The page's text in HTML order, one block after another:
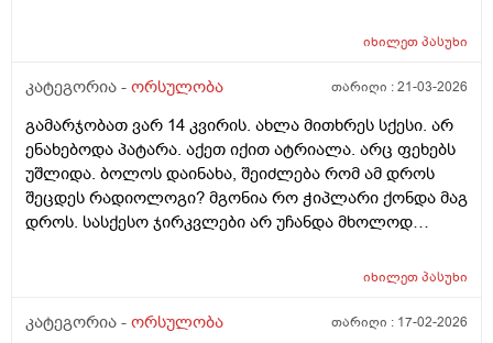
(კვერცხუჯრედის კრიოპრეზერვაცია) შესაძლებელი?
მნიშვნელოვანი შეკითხვა_თუ, დავუშვათ, საკუთარ
გამოიყენებს, გაყინული კიდევ ისევ მორჩება
კლინიკაში, ამ დროს შემდგომ როგორ განვითარდება
სცენარი? რა ბედი ეწევა დარჩენილ გაყინულ
კვერცხუჯრედებს?_თუ მათ ვადა გასდით,
გამოიყენებენ მანამ სხვა ქალის
მიუხედავად? თუ არ შეწუხდებით, დეტალურად რომ
მადლობა!
იხილეთპასუხი
კატეგორია - ორსულობა თარიღი :21-03-2026
გამარჯობათ ვარ 14 კვირის. ახლა მითხრეს სქესი. არ
ენახებოდა პატარა. აქეთ იქით ატრიალა. არც ფეხებს
უშლიდა. ბოლოს დაინახა, შეიძლება რომ ამ დროს
შეცდეს რადიოლოგი? მგონია რო ჭიპლარი ქონდა მაგ
დროს. სასქესო ჯირკვლები არ უჩანდა მხოლოდ
იხილეთპასუხი
კატეგორია - ორსულობა თარიღი : 17-02-2026